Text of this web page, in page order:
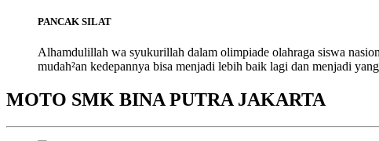
PANCAK SILAT
Alhamdulillah wa syukurillah dalam olimpiade olahraga siswa
mudah²an kedepannya bisa menjadi lebih baik lagi dan menjadi
MOTO SMK BINA PUTRA JAKARTA